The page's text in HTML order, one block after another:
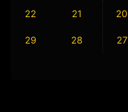
20
21
22
27
28
29